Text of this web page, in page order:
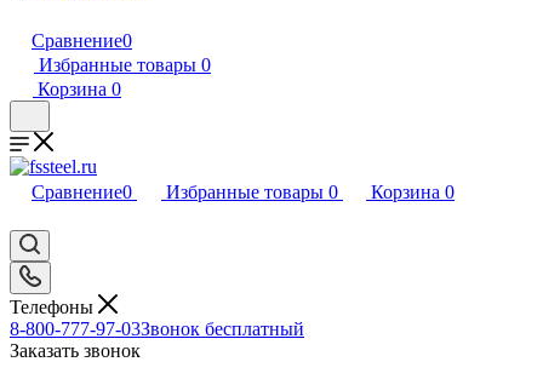
Сравнение0
Избранные товары 0
Корзина 0
Сравнение0 Избранные товары 0 Корзина 0
Телефоны
8-800-777-97-03Звонок бесплатный
Заказать звонок